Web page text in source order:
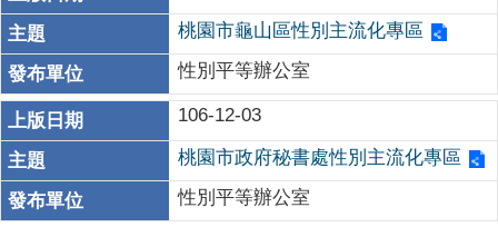
桃園市龜山區性別主流化專區
性別平等辦公室
106-12-03
桃園市政府秘書處性別主流化專區
性別平等辦公室